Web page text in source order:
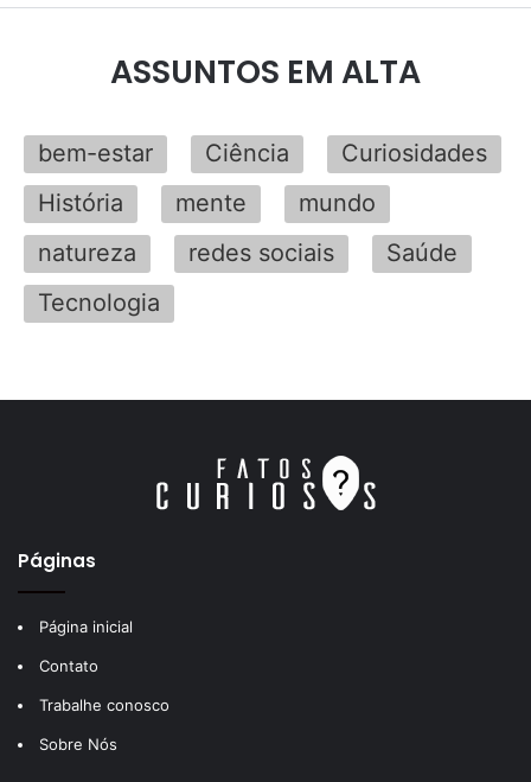
ASSUNTOS EM ALTA
bem-estar Ciência
Curiosidades
História
mente
mundo
natureza
redes sociais
Saúde
Tecnologia
Páginas
Página inicial
Contato
Trabalhe conosco
Sobre Nós